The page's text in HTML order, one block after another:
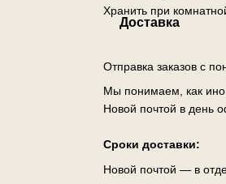
Хранить при
Доставка
Отправка заказов с
Мы понимаем, как
Новой почтой в день
Сроки доставки:
Новой почтой — в